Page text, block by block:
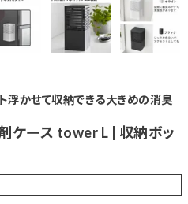
浮かせて収納できる大きめの消臭
ケース tower L | 収納ボッ